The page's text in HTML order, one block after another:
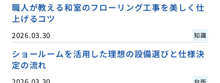
職人が教える和室のフローリング工事を美しく仕
上げるコツ
2026.03.30 知識
ショールームを活用した理想の設備選びと仕様決
定の流れ